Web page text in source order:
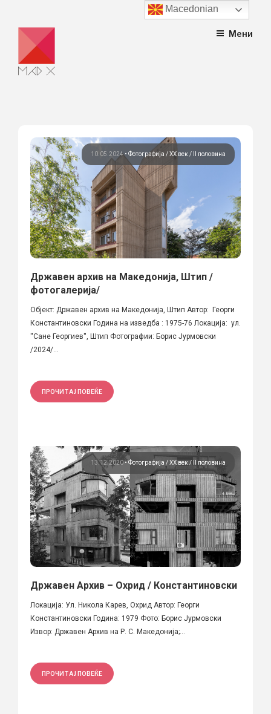
content
Мени
10.05.2024• Фотографија ХХ век / II половина
Државен архив на Македонија, Штип /
фотогалерија/
Објект: Државен архив на Македонија, Штип Автор: Георги
Константиновски Година на изведба : 1975-76 Локација: ул.
''Сане Георгиев'', Штип Фотографии: Борис Јурмовски
/2024/...
ПРОЧИТАЈ ПОВЕЌЕ
13.12.2020•Фотографија ХХ век / II половина
Државен Архив – Охрид / Константиновски
Локација: Ул. Никола Карев, Охрид Автор: Георги
Константиновски Година: 1979 Фото: Борис Јурмовски
Извор: Државен Архив на Р. С. Македонија;...
ПРОЧИТАЈ ПОВЕЌЕ
Macedonian